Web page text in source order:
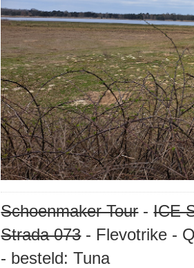
Schoenmaker Tour-ICE
Strada 073- Flevotrike -
- besteld: Tuna